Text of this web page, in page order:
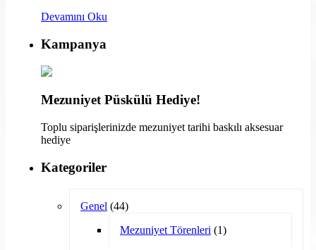
Devamını Oku
Kampanya
Mezuniyet Püskülü Hediye!
Toplu siparişlerinizde mezuniyet tarihi baskılı aksesuar
hediye
Kategoriler
Genel (44)
Mezuniyet Törenleri (1)